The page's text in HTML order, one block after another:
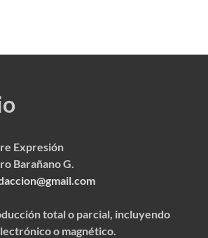
Expresión
Barañano G.
total o parcial, incluyendo
o magnético.